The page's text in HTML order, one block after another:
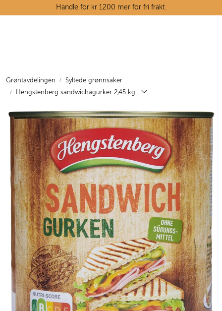
Skip to main contentHandle for kr 1200 mer for fri frakt.
Grøntavdelingen
Syltede grønnsaker
Hengstenberg sandwichagurker 2,45 kg
Tørrvarehylla
Grøntavdelingen
Oppskrifter
Kunnskapshjørnet